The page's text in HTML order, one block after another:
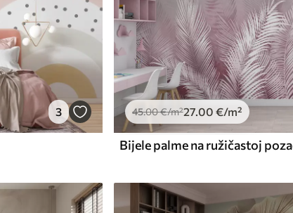
3 45.00€/m²27.00 €/m²